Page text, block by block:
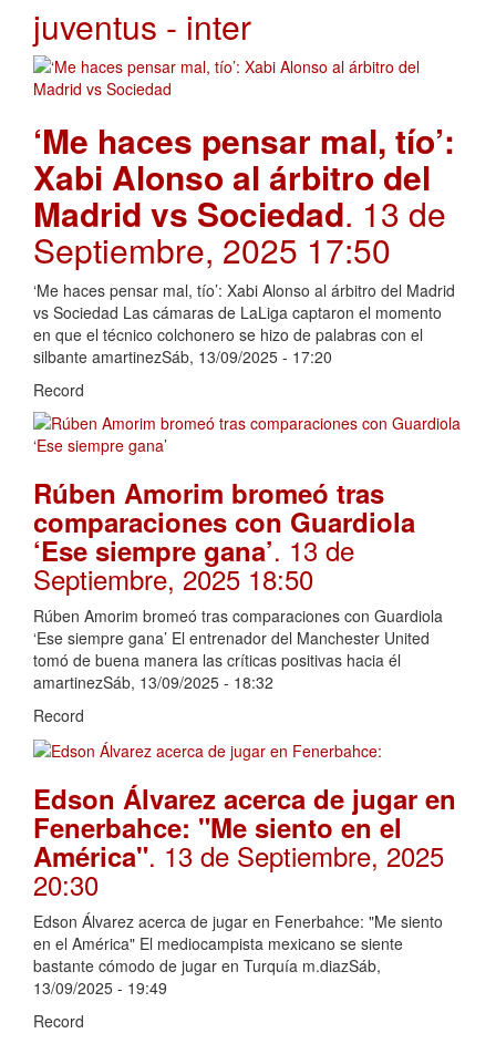
juventus - inter
‘Me haces pensar mal, tío’:
Xabi Alonso al árbitro del
Madrid vs Sociedad. 13 de
Septiembre, 2025 17:50
‘Me haces pensar mal, tío’: Xabi Alonso al árbitro del Madrid
vs Sociedad Las cámaras de LaLiga captaron el momento
en que el técnico colchonero se hizo de palabras con el
silbante amartinezSáb, 13/09/2025 - 17:20
Record
Rúben Amorim bromeó tras
comparaciones con Guardiola
‘Ese siempre gana’. 13 de
Septiembre, 2025 18:50
Rúben Amorim bromeó tras comparaciones con Guardiola
‘Ese siempre gana’ El entrenador del Manchester United
tomó de buena manera las críticas positivas hacia él
amartinezSáb, 13/09/2025 - 18:32
Record
Edson Álvarez acerca de jugar en
Fenerbahce: "Me siento en el
América". 13 de Septiembre, 2025
20:30
Edson Álvarez acerca de jugar en Fenerbahce: "Me siento
en el América" El mediocampista mexicano se siente
bastante cómodo de jugar en Turquía m.diazSáb,
13/09/2025 - 19:49
Record